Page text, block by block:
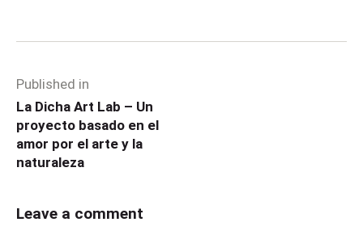
Published in
La Dicha Art Lab – Un
proyecto basado en el
amor por el arte y la
naturaleza
Leave a comment